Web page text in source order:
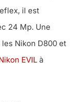
il est
24 Mp. Une
Nikon D800 et
EVIL à